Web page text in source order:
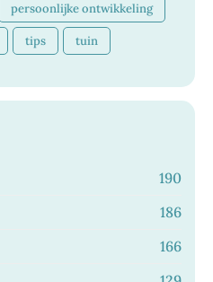
persoonlijke ontwikkeling
tips tuin
190
186
166